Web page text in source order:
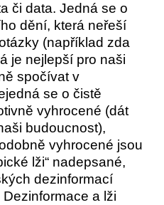
či data. Jedná se o
dění, která neřeší
(například zda
je nejlepší pro naši
spočívat v
se o čistě
vyhrocené (dát
budoucnost),
vyhrocené jsou
lži“ nadepsané,
dezinformací
a lži